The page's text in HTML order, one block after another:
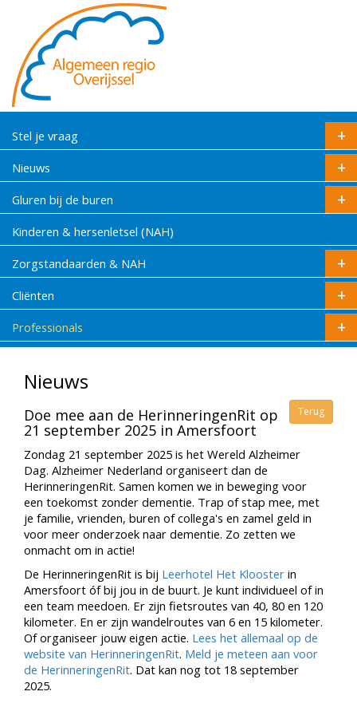
Stel je vraag
Nieuws
Gluren bij de buren
Kinderen & hersenletsel (NAH)
Zorgstandaarden & NAH
Cliënten
Professionals
Nieuws
Terug
Doe mee aan de HerinneringenRit op
21 september 2025 in Amersfoort
Zondag 21 september 2025 is het Wereld Alzheimer
Dag. Alzheimer Nederland organiseert dan de
HerinneringenRit. Samen komen we in beweging voor
een toekomst zonder dementie. Trap of stap mee, met
je familie, vrienden, buren of collega's en zamel geld in
voor meer onderzoek naar dementie. Zo zetten we
onmacht om in actie!
De HerinneringenRit is bij Leerhotel Het Klooster in
Amersfoort óf bij jou in de buurt. Je kunt individueel of in
een team meedoen. Er zijn fietsroutes van 40, 80 en 120
kilometer. En er zijn wandelroutes van 6 en 15 kilometer.
Of organiseer jouw eigen actie. Lees het allemaal op de
website van HerinneringenRit. Meld je meteen aan voor
de HerinneringenRit. Dat kan nog tot 18 september
2025.